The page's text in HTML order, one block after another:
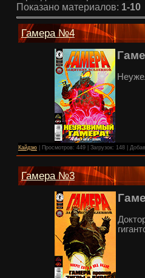
Показано материалов: 1-10
Гамера №4
Кайдзю| Просмотров: 449 | Загрузок: 148 |
Гамера №3